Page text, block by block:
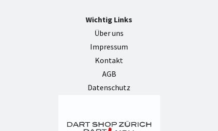
Wichtig Links
Über uns
Impressum
Kontakt
AGB
Datenschutz